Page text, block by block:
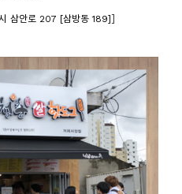
삼안로 207 [삼방동 189] ]